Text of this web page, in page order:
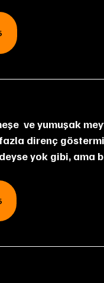
fazla direnç
yok gibi, ama